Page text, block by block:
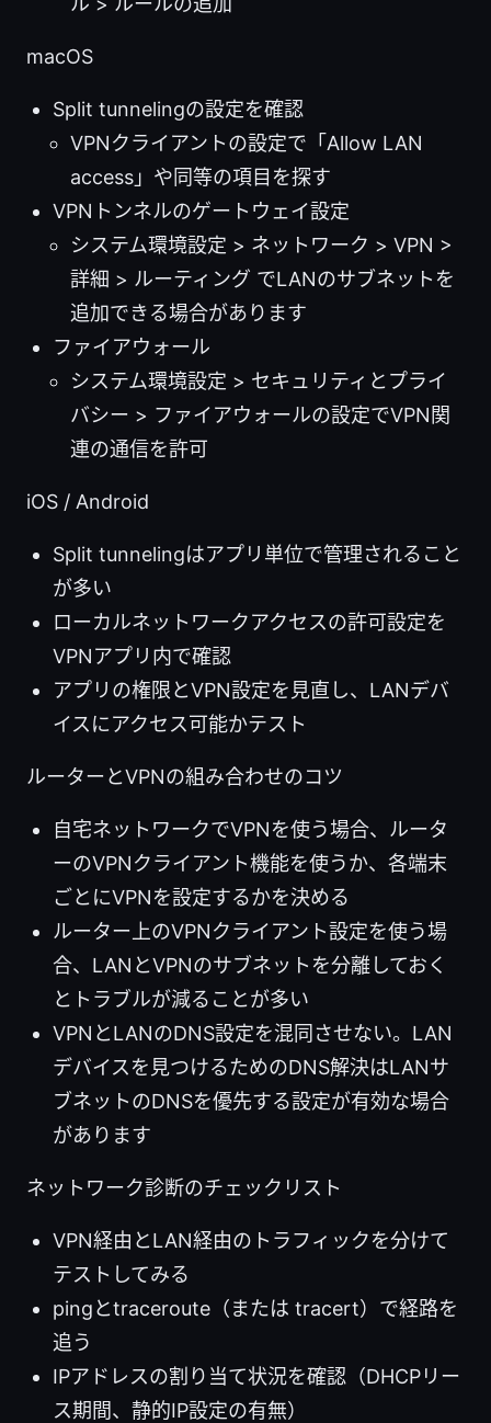
macOS
Split tunnelingの設定を確認
VPNクライアントの設定で「Allow LAN
access」や同等の項目を探す
VPNトンネルのゲートウェイ設定
システム環境設定 > ネットワーク > VPN >
詳細 > ルーティング でLANのサブネットを
追加できる場合があります
ファイアウォール
システム環境設定 > セキュリティとプライ
バシー > ファイアウォールの設定でVPN関
連の通信を許可
iOS / Android
Split tunnelingはアプリ単位で管理されること
が多い
ローカルネットワークアクセスの許可設定を
VPNアプリ内で確認
アプリの権限とVPN設定を見直し、LANデバ
イスにアクセス可能かテスト
ルーターとVPNの組み合わせのコツ
自宅ネットワークでVPNを使う場合、ルータ
ーのVPNクライアント機能を使うか、各端末
ごとにVPNを設定するかを決める
ルーター上のVPNクライアント設定を使う場
合、LANとVPNのサブネットを分離しておく
とトラブルが減ることが多い
VPNとLANのDNS設定を混同させない。LAN
デバイスを見つけるためのDNS解決はLANサ
ブネットのDNSを優先する設定が有効な場合
があります
ネットワーク診断のチェックリスト
VPN経由とLAN経由のトラフィックを分けて
テストしてみる
pingとtraceroute（または tracert）で経路を
追う
IPアドレスの割り当て状況を確認（DHCPリー
ス期間、静的IP設定の有無）